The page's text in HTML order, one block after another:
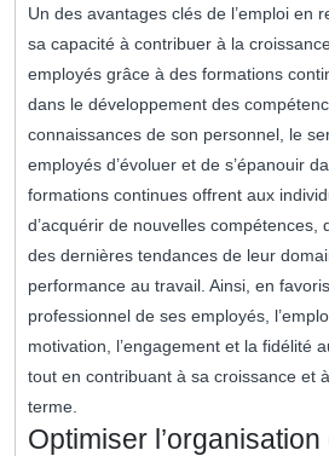
Un des avantages clés de l’emploi en
sa capacité à contribuer à la
employés grâce à des formations
dans le développement des
connaissances de son personnel, le
employés d’évoluer et de s’épanouir
formations continues offrent aux
d’acquérir de nouvelles compétences,
des dernières tendances de leur
performance au travail. Ainsi, en
professionnel de ses employés,
motivation, l’engagement et la fidélité
tout en contribuant à sa croissance et
terme.
Optimiser